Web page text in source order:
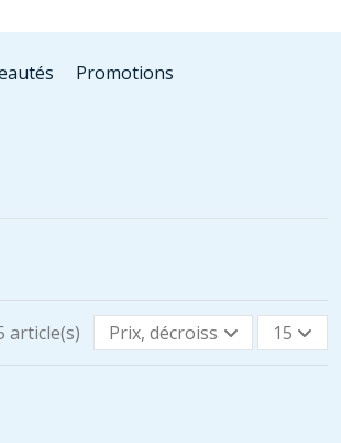
Promotions
article(s) Prix, décroissant 15